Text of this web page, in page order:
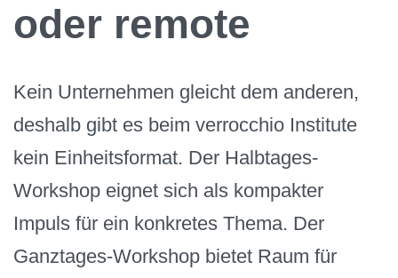
oder remote
Kein Unternehmen gleicht dem anderen,
deshalb gibt es beim verrocchio Institute
kein Einheitsformat. Der Halbtages-
Workshop eignet sich als kompakter
Impuls für ein konkretes Thema. Der
Ganztages-Workshop bietet Raum für